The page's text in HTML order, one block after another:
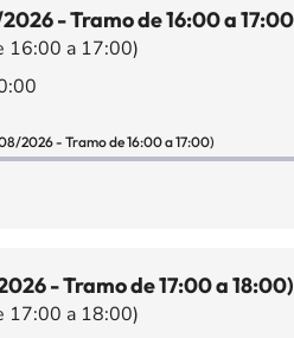
- Tramo de 16:00 a
16:00 a 17:00)
2026 - Tramo de 16:00 a 17:00)
- Tramo de 17:00 a 18:00)
17:00 a 18:00)